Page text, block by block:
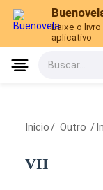
Baixe o
aplicativo
Buscar...
Inicio / Outro /
VII